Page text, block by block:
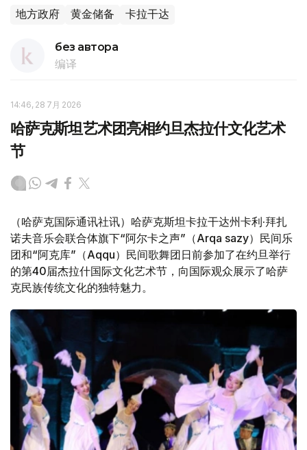
地方政府 黄金储备 卡拉干达
без автора
编译
14:46, 28 7月 2026
哈萨克斯坦艺术团亮相约旦杰拉什文化艺术
节
（哈萨克国际通讯社讯）哈萨克斯坦卡拉干达州卡利·拜扎
诺夫音乐会联合体旗下“阿尔卡之声”（Arqa sazy）民间乐
团和“阿克库”（Aqqu）民间歌舞团日前参加了在约旦举行
的第40届杰拉什国际文化艺术节，向国际观众展示了哈萨
克民族传统文化的独特魅力。